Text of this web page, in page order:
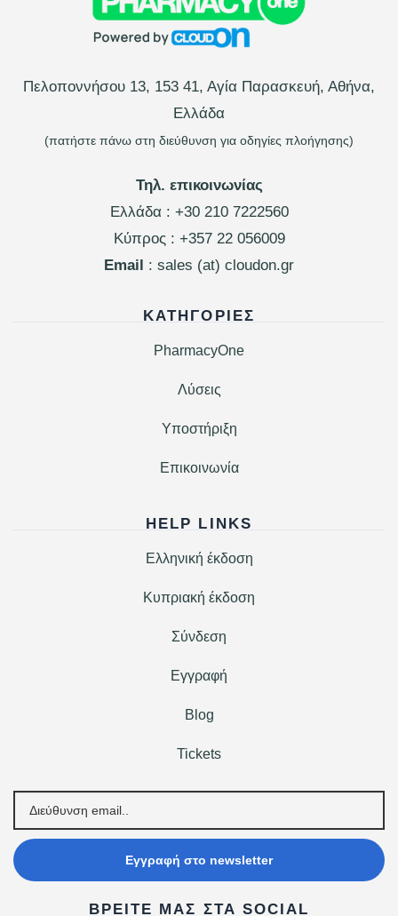
Πελοποννήσου 13, 153 41, Αγία Παρασκευή, Αθήνα,
Ελλάδα
(πατήστε πάνω στη διεύθυνση για οδηγίες πλοήγησης)
Τηλ. επικοινωνίας
Ελλάδα : +30 210 7222560
Κύπρος : +357 22 056009
Email : sales (at) cloudon.gr
ΚΑΤΗΓΟΡΊΕΣ
PharmacyOne
Λύσεις
Υποστήριξη
Επικοινωνία
HELP LINKS
Ελληνική έκδοση
Κυπριακή έκδοση
Σύνδεση
Εγγραφή
Blog
Tickets
Εγγραφή στο newsletter
ΒΡΕΊΤΕ ΜΑΣ ΣΤΑ SOCIAL